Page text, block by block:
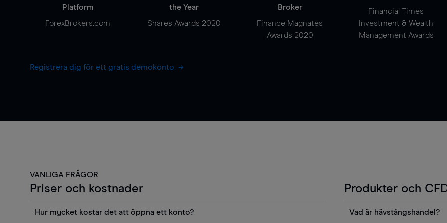
Platform
ForexBrokers.com
the Year
Shares Awards 2020
Broker
Finance Magnates
Awards 2020
Financial Times
Investment & Wealth
Management Awards
Registrera dig för ett gratis demokonto
VANLIGA FRÅGOR
Priser och kostnader
Hur mycket kostar det att öppna ett konto?
Produkter och
Vad är hävstångshandel?